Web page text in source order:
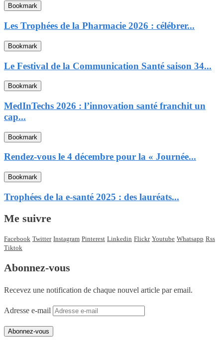
Bookmark
Les Trophées de la Pharmacie 2026 : célébrer...
Bookmark
Le Festival de la Communication Santé saison 34...
Bookmark
MedInTechs 2026 : l’innovation santé franchit un
cap...
Bookmark
Rendez-vous le 4 décembre pour la « Journée...
Bookmark
Trophées de la e-santé 2025 : des lauréats...
Me suivre
Facebook Twitter Instagram Pinterest Linkedin Flickr Youtube Whatsapp Rss
Tiktok
Abonnez-vous
Recevez une notification de chaque nouvel article par email.
Adresse e-mail
Abonnez-vous